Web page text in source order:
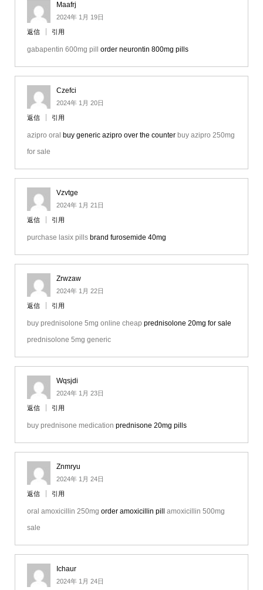
Maafrj
2024年 1月 19日
返信 引用
gabapentin 600mg pill order neurontin 800mg pills
Czefci
2024年 1月 20日
返信 引用
azipro oral buy generic azipro over the counterbuy azipro 250mg
for sale
Vzvtge
2024年 1月 21日
返信 引用
purchase lasix pills brand furosemide 40mg
Zrwzaw
2024年 1月 22日
返信 引用
buy prednisolone 5mg online cheap prednisolone 20mg for sale
prednisolone 5mg generic
Wqsjdi
2024年 1月 23日
返信 引用
buy prednisone medication prednisone 20mg pills
Znmryu
2024年 1月 24日
返信 引用
oral amoxicillin 250mg order amoxicillin pill
amoxicillin 500mg
sale
Ichaur
2024年 1月 24日